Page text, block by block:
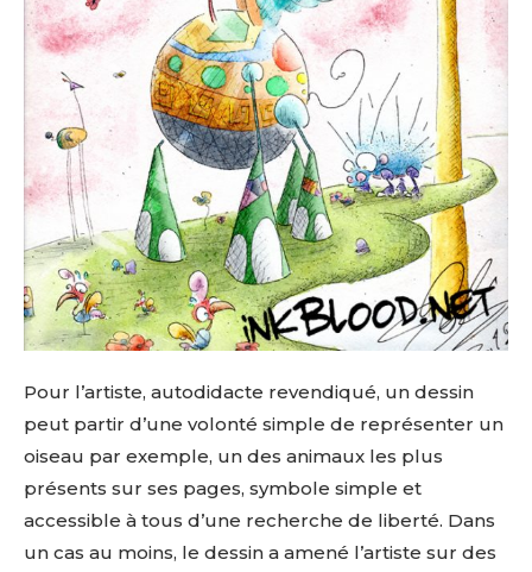
Pour l’artiste, autodidacte revendiqué, un dessin
peut partir d’une volonté simple de représenter un
oiseau par exemple, un des animaux les plus
présents sur ses pages, symbole simple et
accessible à tous d’une recherche de liberté. Dans
un cas au moins, le dessin a amené l’artiste sur des